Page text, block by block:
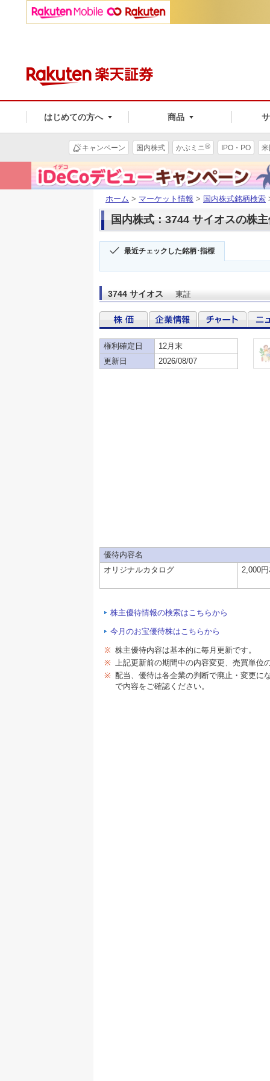
はじめての方へ 商品
キャンペーン 国内株式 かぶミニ® IPO・PO
ホーム > マーケット情報 > 国内株式銘柄検索
国内株式：3744 サイオスの株
最近チェックした銘柄･指標
3744 サイオス 東証
権利確定日
12月末
更新日
2026/08/07
優待内容名
オリジナルカタログ
2,000
株主優待情報の検索はこちらから
今月のお宝優待株はこちらから
※ 株主優待内容は基本的に毎月更新です。
※ 上記更新前の期間中の内容変更、売買単位
※ 配当、優待は各企業の判断で廃止・変更に
で内容をご確認ください。